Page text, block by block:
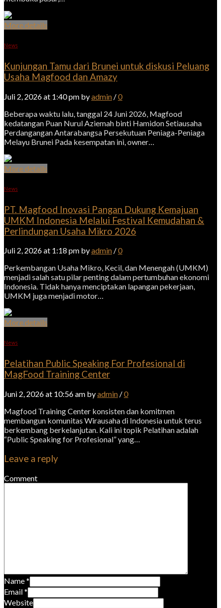
More details
News
Kunjungan Tamu dari Brunei untuk diskusi Peluang
Usaha Magfood dan Amazy
Juli 2, 2026 at 1:40 pm byadmin /0
Beberapa waktu lalu, tanggal 24 Juni 2026, Magfood
kedatangan Puan Nurul Aziemah binti Hamidon Setiausaha
Perdangangan Antarabangsa Persekutuan Peniaga-Peniaga
Melayu Brunei Pada kesempatan ini, owner…
More details
News
PT. Magfood Inovasi Pangan Dukung Kemajuan
UMKM Indonesia Melalui Festival Kemudahan &
Perlindungan Usaha Mikro 2026
Juli 2, 2026 at 1:18 pm byadmin /0
Perkembangan Usaha Mikro, Kecil, dan Menengah (UMKM)
menjadi salah satu pilar penting dalam pertumbuhan ekonomi
Indonesia. Tidak hanya menciptakan lapangan pekerjaan,
UMKM juga menjadi motor…
More details
News
Pelatihan Public Speaking For Profesional di
MagFood Training Center
Juni 2, 2026 at 10:56 am byadmin /0
Magfood Training Center konsisten dan komitmen
membangun komunitas Wirausaha di Indonesia untuk terus
berkembang berkelanjutan. Kali ini topik Pelatihan adalah
“Public Speaking for Profesional” yang…
Leave a reply
Comment
Name*
Email*
Website